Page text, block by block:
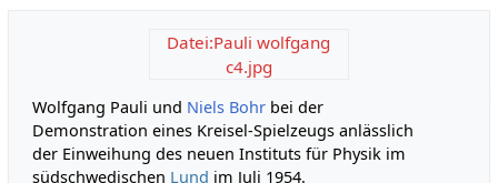
Datei:Pauli wolfgang
c4.jpg
Wolfgang Pauli und Niels Bohr bei der
Demonstration eines Kreisel-Spielzeugs anlässlich
der Einweihung des neuen Instituts für Physik im
südschwedischen Lund im Juli 1954.